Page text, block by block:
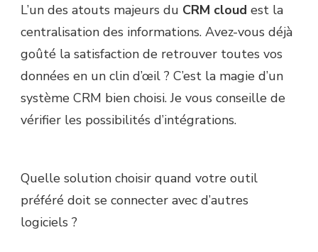
L’un des atouts majeurs du CRM cloud est la
centralisation des informations. Avez-vous déjà
goûté la satisfaction de retrouver toutes vos
données en un clin d’œil ? C’est la magie d’un
système CRM bien choisi. Je vous conseille de
vérifier les possibilités d’intégrations.
Quelle solution choisir quand votre outil
préféré doit se connecter avec d’autres
logiciels ?